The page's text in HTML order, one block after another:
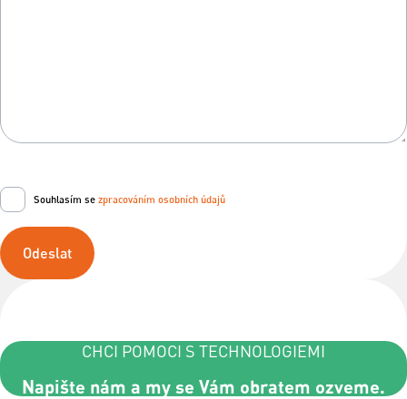
Souhlasím se zpracováním osobních údajů
Odeslat
CHCI POMOCI S TECHNOLOGIEMI
Napište nám a my se Vám obratem ozveme.